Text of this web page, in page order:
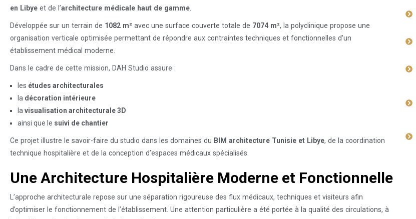
en Libye et de l’architecture médicale haut de gamme
Développée sur un terrain de 1082 m² avec une surface couverte totale de 7074 m², la polyclinique propose une
organisation verticale optimisée permettant de répondre aux contraintes techniques et fonctionnelles d’un
établissement médical moderne.
Dans le cadre de cette mission, DAH Studio assure :
les études architecturales
la décoration intérieure
la visualisation architecturale 3D
ainsi que le suivi de chantier
Ce projet illustre le savoir-faire du studio dans les domaines du BIM architecture Tunisie et Libye, de la coordination
technique hospitalière et de la conception d’espaces médicaux spécialisés.
Une Architecture Hospitalière Moderne et Fonctionnelle
L’approche architecturale repose sur une séparation rigoureuse des flux médicaux, techniques et visiteurs afin
d’optimiser le fonctionnement de l’établissement. Une attention particulière a été portée à la qualité des circulations, à